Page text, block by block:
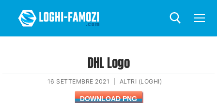
DHL Logo
16 SETTEMBRE 2021 ALTRI (LOGHI)
DOWNLOAD PNG